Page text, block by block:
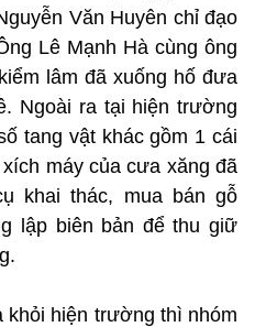
Văn Huyên chỉ đạo
Lê Mạnh Hà cùng ông
lâm đã xuống hố đưa
Ngoài ra tại hiện trường
tang vật khác gồm 1 cái
máy của cưa xăng đã
khai thác, mua bán gỗ
lập biên bản để thu giữ
khỏi hiện trường thì nhóm